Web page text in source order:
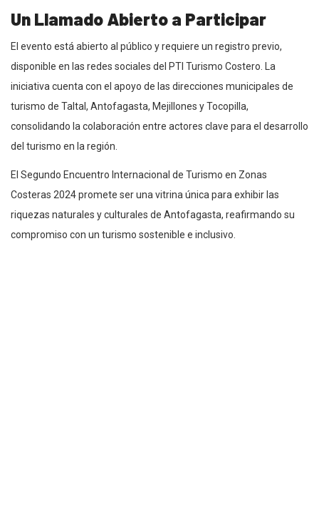
Un Llamado Abierto a Participar
El evento está abierto al público y requiere un registro previo,
disponible en las redes sociales del PTI Turismo Costero. La
iniciativa cuenta con el apoyo de las direcciones municipales de
turismo de Taltal, Antofagasta, Mejillones y Tocopilla,
consolidando la colaboración entre actores clave para el desarrollo
del turismo en la región.
El Segundo Encuentro Internacional de Turismo en Zonas
Costeras 2024 promete ser una vitrina única para exhibir las
riquezas naturales y culturales de Antofagasta, reafirmando su
compromiso con un turismo sostenible e inclusivo.